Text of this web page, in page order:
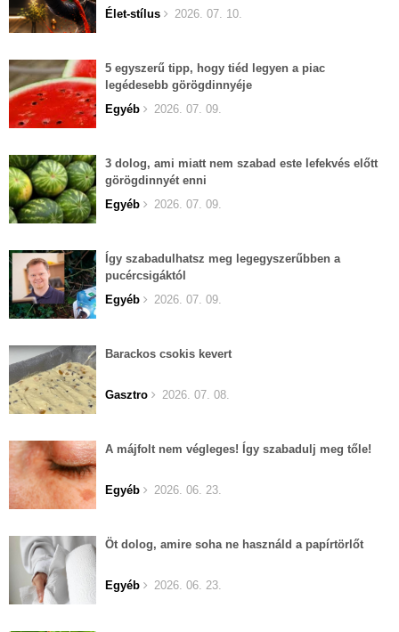
Élet-stílus
2026. 07. 10.
5 egyszerű tipp, hogy tiéd legyen a piac
legédesebb görögdinnyéje
Egyéb
2026. 07. 09.
3 dolog, ami miatt nem szabad este lefekvés előtt
görögdinnyét enni
Egyéb
2026. 07. 09.
Így szabadulhatsz meg legegyszerűbben a
pucércsigáktól
Egyéb
2026. 07. 09.
Barackos csokis kevert
Gasztro 2026. 07. 08.
A májfolt nem végleges! Így szabadulj meg tőle!
Egyéb 2026. 06. 23.
Öt dolog, amire soha ne használd a papírtörlőt
Egyéb 2026. 06. 23.